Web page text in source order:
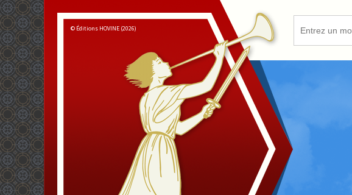
© Éditions HOVINE (2026)